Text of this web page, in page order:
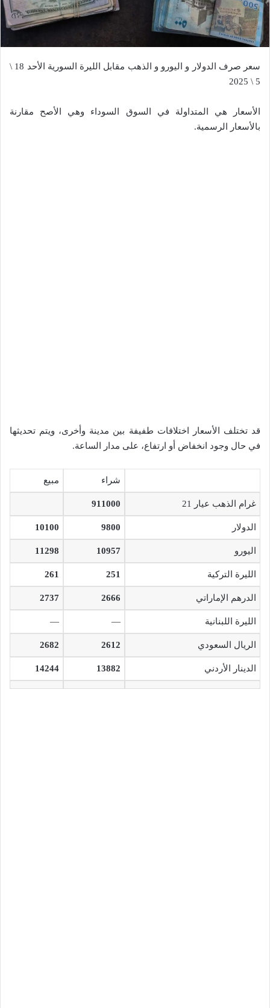
سعر صرف الدولار و اليورو و الذهب مقابل الليرة السورية الأحد 18 \
5 \ 2025
الأسعار هي المتداولة في السوق السوداء وهي الأصح مقارنة
بالأسعار الرسمية.
قد تختلف الأسعار اختلافات طفيفة بين مدينة وأخرى، ويتم تحديثها
في حال وجود انخفاض أو ارتفاع، على مدار الساعة.
شراء مبيع
غرام الذهب عيار 21 911000
الدولار 9800
10100
اليورو 10957
11298
الليرة التركية 251
261
الدرهم الإماراتي 2666
2737
الليرة اللبنانية —
—
الريال السعودي 2612
2682
الدينار الأردني 13882
14244